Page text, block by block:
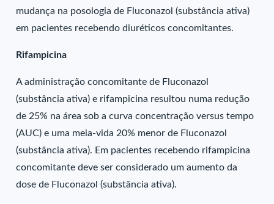
mudança na posologia de Fluconazol (substância ativa)
em pacientes recebendo diuréticos concomitantes.
Rifampicina
A administração concomitante de Fluconazol
(substância ativa) e rifampicina resultou numa redução
de 25% na área sob a curva concentração versus tempo
(AUC) e uma meia-vida 20% menor de Fluconazol
(substância ativa). Em pacientes recebendo rifampicina
concomitante deve ser considerado um aumento da
dose de Fluconazol (substância ativa).